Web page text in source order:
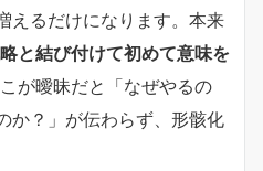
えるだけになります。本来
と結び付けて初めて意味を
が曖昧だと「なぜやるの
か？」が伝わらず、形骸化